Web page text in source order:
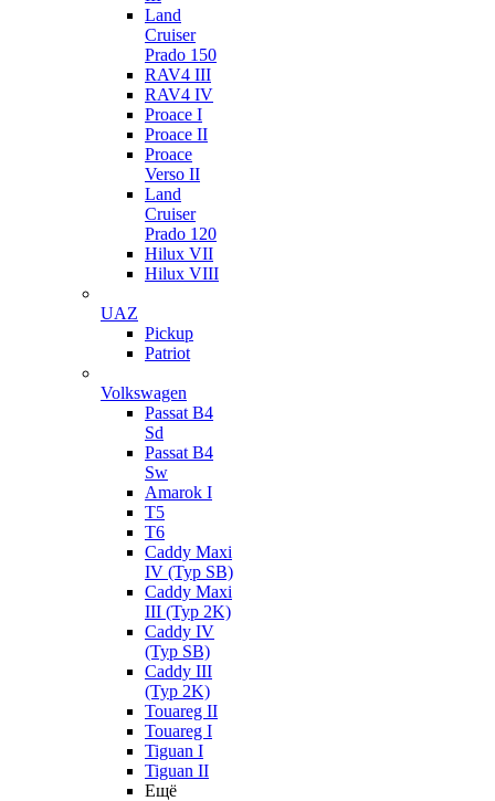
Land
Cruiser
Prado 150
RAV4 III
RAV4 IV
Proace I
Proace II
Proace
Verso II
Land
Cruiser
Prado 120
Hilux VII
Hilux VIII
UAZ
Pickup
Patriot
Volkswagen
Passat B4
Sd
Passat B4
Sw
Amarok I
T5
T6
Caddy Maxi
IV (Typ SB)
Caddy Maxi
III (Typ 2K)
Caddy IV
(Typ SB)
Caddy III
(Typ 2K)
Touareg II
Touareg I
Tiguan I
Tiguan II
Ещё